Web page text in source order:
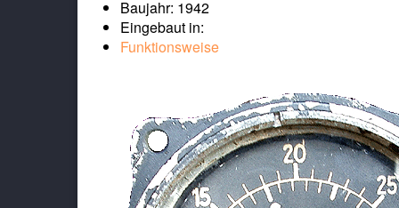
Baujahr: 1942
Eingebaut in:
Funktionsweise